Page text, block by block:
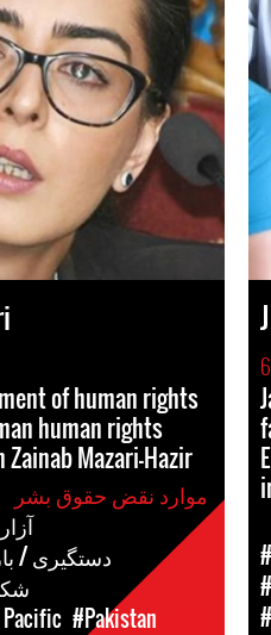
of human rights
human rights
Zainab Mazari-Hazir
#دستگیری /
Pacific #Pakistan